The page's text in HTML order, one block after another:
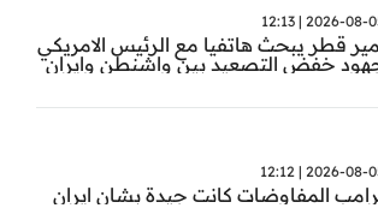
2026-08-05 |
امير قطر يبحث هاتفيا مع الرئيس الامريكي
التصعيد بين واشنطن وايران
2026-08-05 |
المفاوضات كانت جيدة بشان ايران